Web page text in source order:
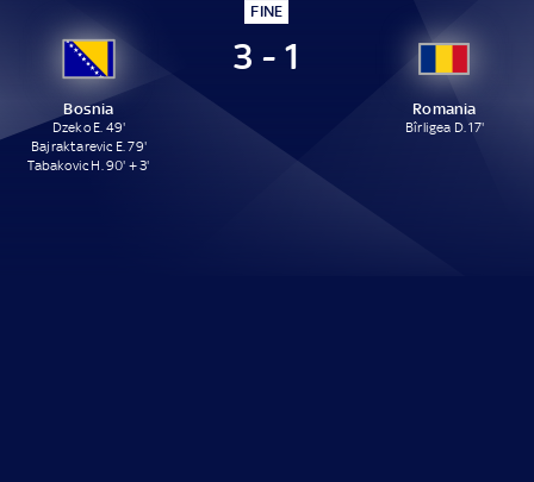
FINE
Bosnia
Dzeko E. 49'
Bajraktarevic E. 79'
Tabakovic H. 90' + 3'
3 - 1
Romania
Bîrligea D. 17'